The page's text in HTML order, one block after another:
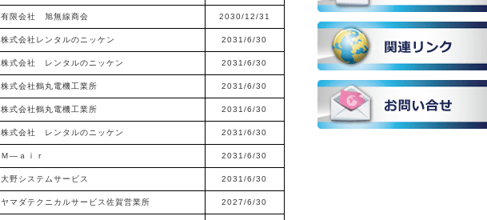
有限会社 旭無線商会 2030/12/31
株式会社レンタルのニッケン 2031/6/30
株式会社 レンタルのニッケン 2031/6/30
株式会社鶴丸電機工業所 2031/6/30
株式会社鶴丸電機工業所 2031/6/30
株式会社 レンタルのニッケン 2031/6/30
Ｍ―ａｉｒ 2031/6/30
大野システムサービス 2031/6/30
ヤマダテクニカルサービス佐賀営業所 2027/6/30